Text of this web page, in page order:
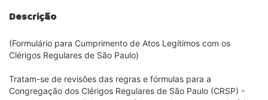
Descrição
(Formulário para Cumprimento de Atos Legítimos com os
Clérigos Regulares de São Paulo)
Tratam-se de revisões das regras e fórmulas para a
Congregação dos Clérigos Regulares de São Paulo (CRSP) -